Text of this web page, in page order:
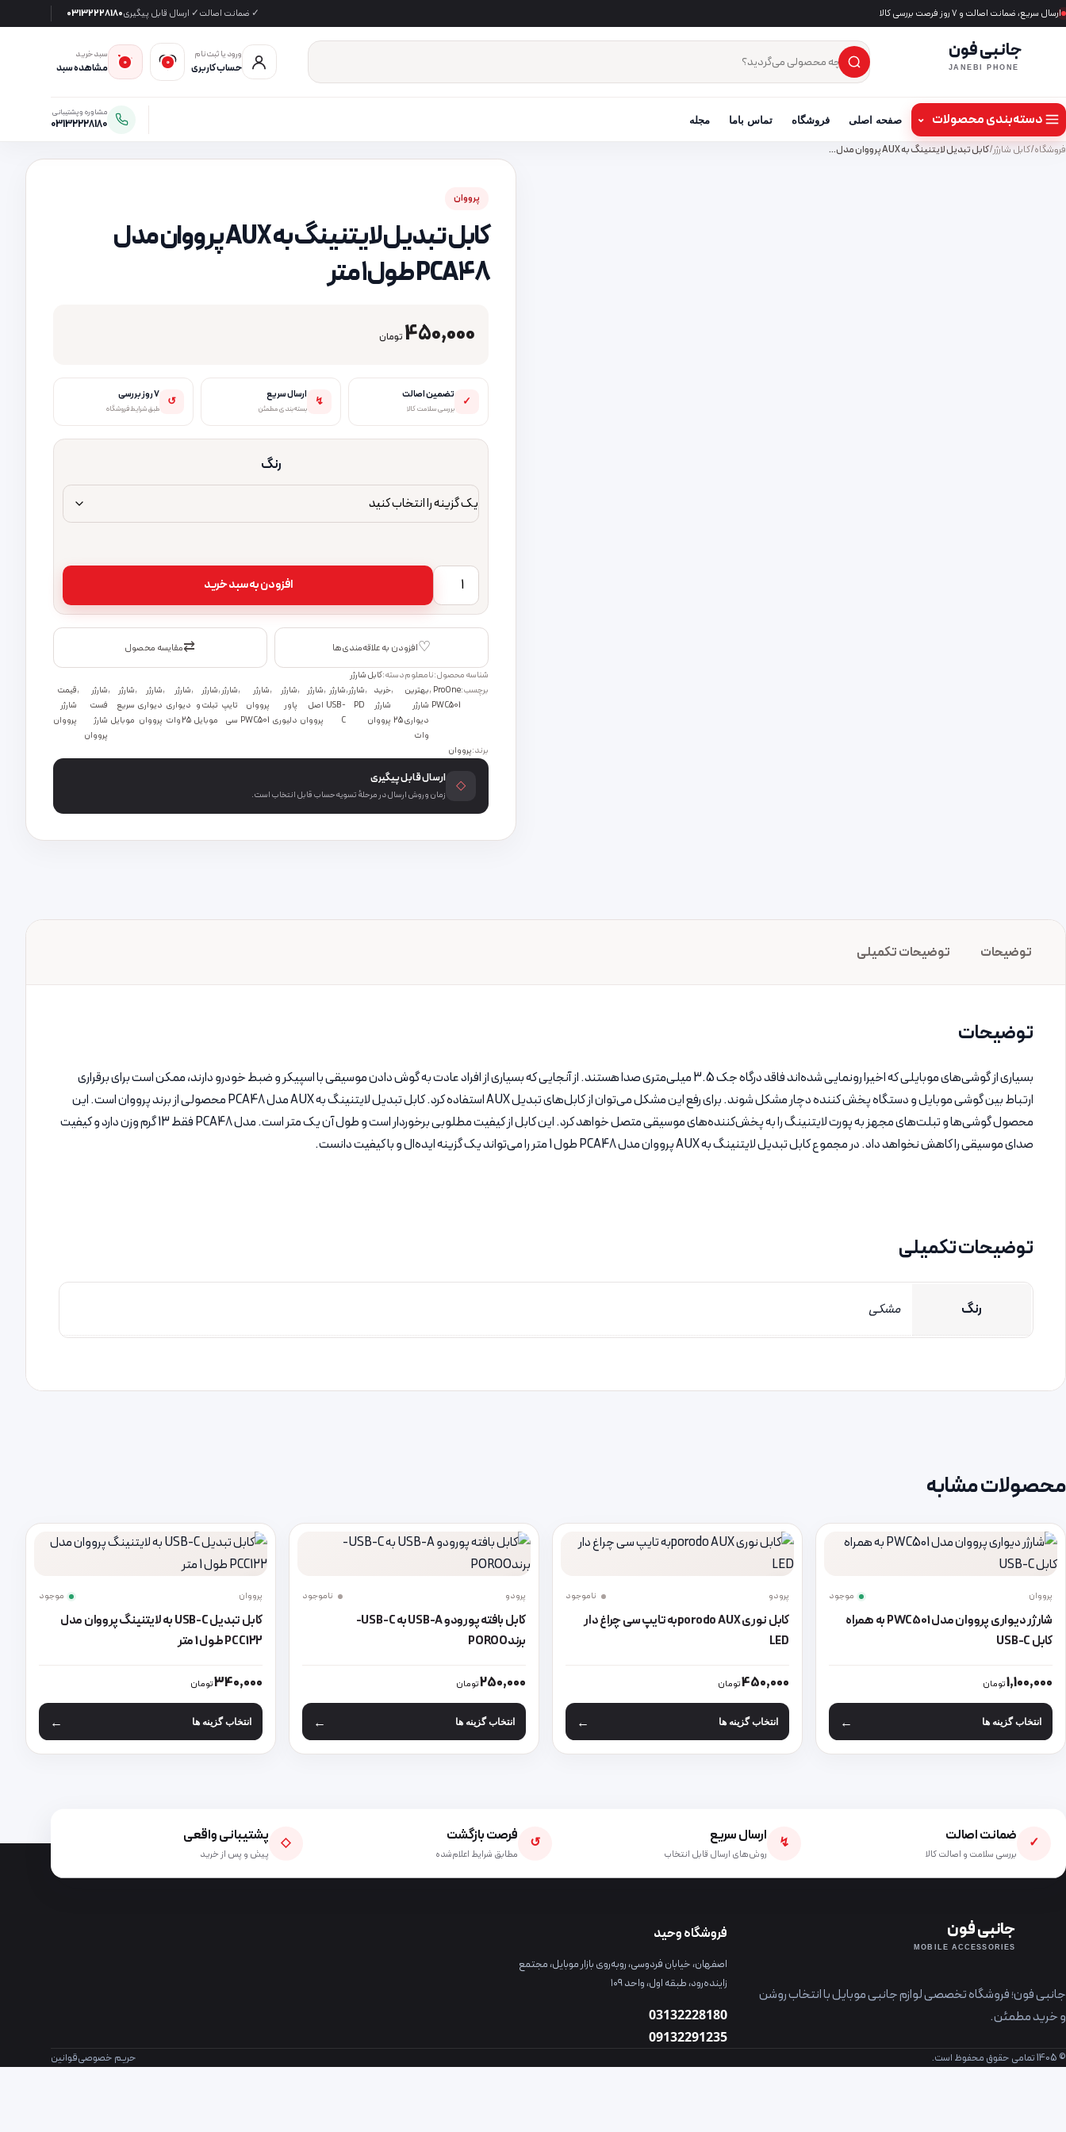
ارسال سریع، ضمانت اصالت و ۷ روز فرصت بررسی کالا ✓ ضمانت اصالت✓ ارسال قابل پیگیری03132228180
جانبی فون
JANEBI PHONE جست‌وجوی محصول
× ورود یا ثبت‌نام
حساب کاربری 0
0
سبد خرید
مشاهده سبد
دسته‌بندی محصولات ⌄ صفحه اصلی فروشگاه تماس باما مجله
مشاوره و پشتیبانی
03132228180
فروشگاه/کابل شارژر/کابل تبدیل لایتنینگ به AUX پرووان مدل…
پرووان
کابل تبدیل لایتنینگ به AUX پرووان مدل
PCA48 طول 1 متر
450,000 تومان
✓ تضمین اصالت
بررسی سلامت کالا
↯ ارسال سریع
بسته‌بندی مطمئن
↺ ۷ روز بررسی
طبق شرایط فروشگاه
رنگ
کابل تبدیل لایتنینگ به AUX پرووان مدل PCA48 طول 1 متر عدد افزودن به سبد خرید
♡افزودن به علاقه‌مندی‌ها ⇄مقایسه محصول
شناسه محصول:نامعلومدسته:کابل شارژر
برچسب:ProOne
PWC501
,بهترین
شارژر
دیواری 25
وات
,خرید
شارژر
پرووان
,شارژر
PD
,شارژر
USB-
C
,شارژر
اصل
پرووان
,شارژر
پاور
دلیوری
,شارژر
پرووان
PWC501
,شارژر
تایپ
سی
,شارژر
تبلت و
موبایل
,شارژر
دیواری
25 وات
,شارژر
دیواری
پرووان
,شارژر
سریع
موبایل
,شارژر
فست
شارژ
پرووان
,قیمت
شارژر
پرووان
برند:پرووان
◇ ارسال قابل پیگیری
زمان و روش ارسال در مرحلهٔ تسویه‌حساب قابل انتخاب است.
توضیحات توضیحات تکمیلی
توضیحات
بسیاری از گوشی‌های موبایلی که اخیرا رونمایی شده‌‌اند فاقد درگاه جک 3.5 میلی‌متری صدا هستند. از آنجایی که بسیاری از افراد عادت به گوش دادن موسیقی با اسپیکر و ضبط خودرو دارند، ممکن است برای برقراری
ارتباط بین گوشی موبایل و دستگاه پخش کننده دچار مشکل شوند. برای رفع این مشکل می‌توان از کابل‌های تبدیل AUX استفاده کرد. کابل تبدیل لایتنینگ به AUX مدل PCA48 محصولی از برند پرووان است. این
محصول گوشی‌ها و تبلت‌های مجهز به پورت لایتنینگ را به پخش‌کننده‌های موسیقی متصل خواهد کرد. این کابل از کیفیت مطلوبی برخوردار است و طول آن یک متر است. مدل PCA48 فقط 13 گرم وزن دارد و کیفیت
صدای موسیقی را کاهش نخواهد داد. در مجموع کابل تبدیل لایتنینگ به AUX پرووان مدل PCA48 طول 1 متر را می‌تواند یک گزینه ایده‌‌ال و با کیفیت دانست.
توضیحات تکمیلی
رنگ مشکی
محصولات مشابه
پرووان موجود
شارژر دیواری پرووان مدل PWC501 به همراه
کابل USB-C
1,100,000تومان
انتخاب گزینه ها
این محصول دارای انواع مختلفی می باشد. گزینه ها ممکن است در صفحه محصول انتخاب شوند
پرودو ناموجود
کابل نوری porodo AUXبه تایپ سی چراغ دار
LED
450,000تومان
انتخاب گزینه ها
این محصول دارای انواع مختلفی می باشد. گزینه ها ممکن است در صفحه محصول انتخاب شوند
پرودو ناموجود
کابل بافته پورودو USB-A به USB-C-
برندPOROO
250,000تومان
انتخاب گزینه ها
این محصول دارای انواع مختلفی می باشد. گزینه ها ممکن است در صفحه محصول انتخاب شوند
پرووان موجود
کابل تبدیل USB-C به لایتنینگ پرووان مدل
PCC122 طول 1 متر
340,000تومان
انتخاب گزینه ها
این محصول دارای انواع مختلفی می باشد. گزینه ها
✓ ضمانت اصالت
بررسی سلامت و اصالت کالا
↯ ارسال سریع
روش‌های ارسال قابل انتخاب
↺ فرصت بازگشت
مطابق شرایط اعلام‌شده
◇ پشتیبانی واقعی
پیش و پس از خرید
جانبی فون
MOBILE ACCESSORIES
جانبی فون؛ فروشگاه تخصصی لوازم جانبی موبایل با انتخاب روشن
و خرید مطمئن.
فروشگاه وحید
اصفهان، خیابان فردوسی، روبه‌روی بازار موبایل، مجتمع
زاینده‌رود، طبقه اول، واحد ۱۰۹
03132228180
09132291235
© 1405 تمامی حقوق محفوظ است. حریم خصوصیقوانین